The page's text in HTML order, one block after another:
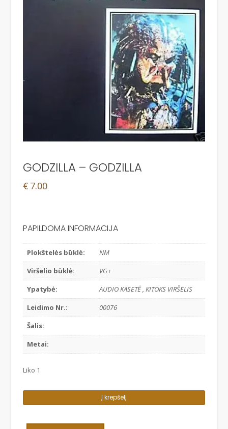
GODZILLA – GODZILLA
€ 7.00
PAPILDOMA INFORMACIJA
Plokštelės būklė:
NM
Viršelio būklė:
VG+
Ypatybė:
AUDIO KASETĖ , KITOKS VIRŠELIS
Leidimo Nr.:
00076
Šalis:
Metai:
Liko 1
kiekis:
Į krepšelį